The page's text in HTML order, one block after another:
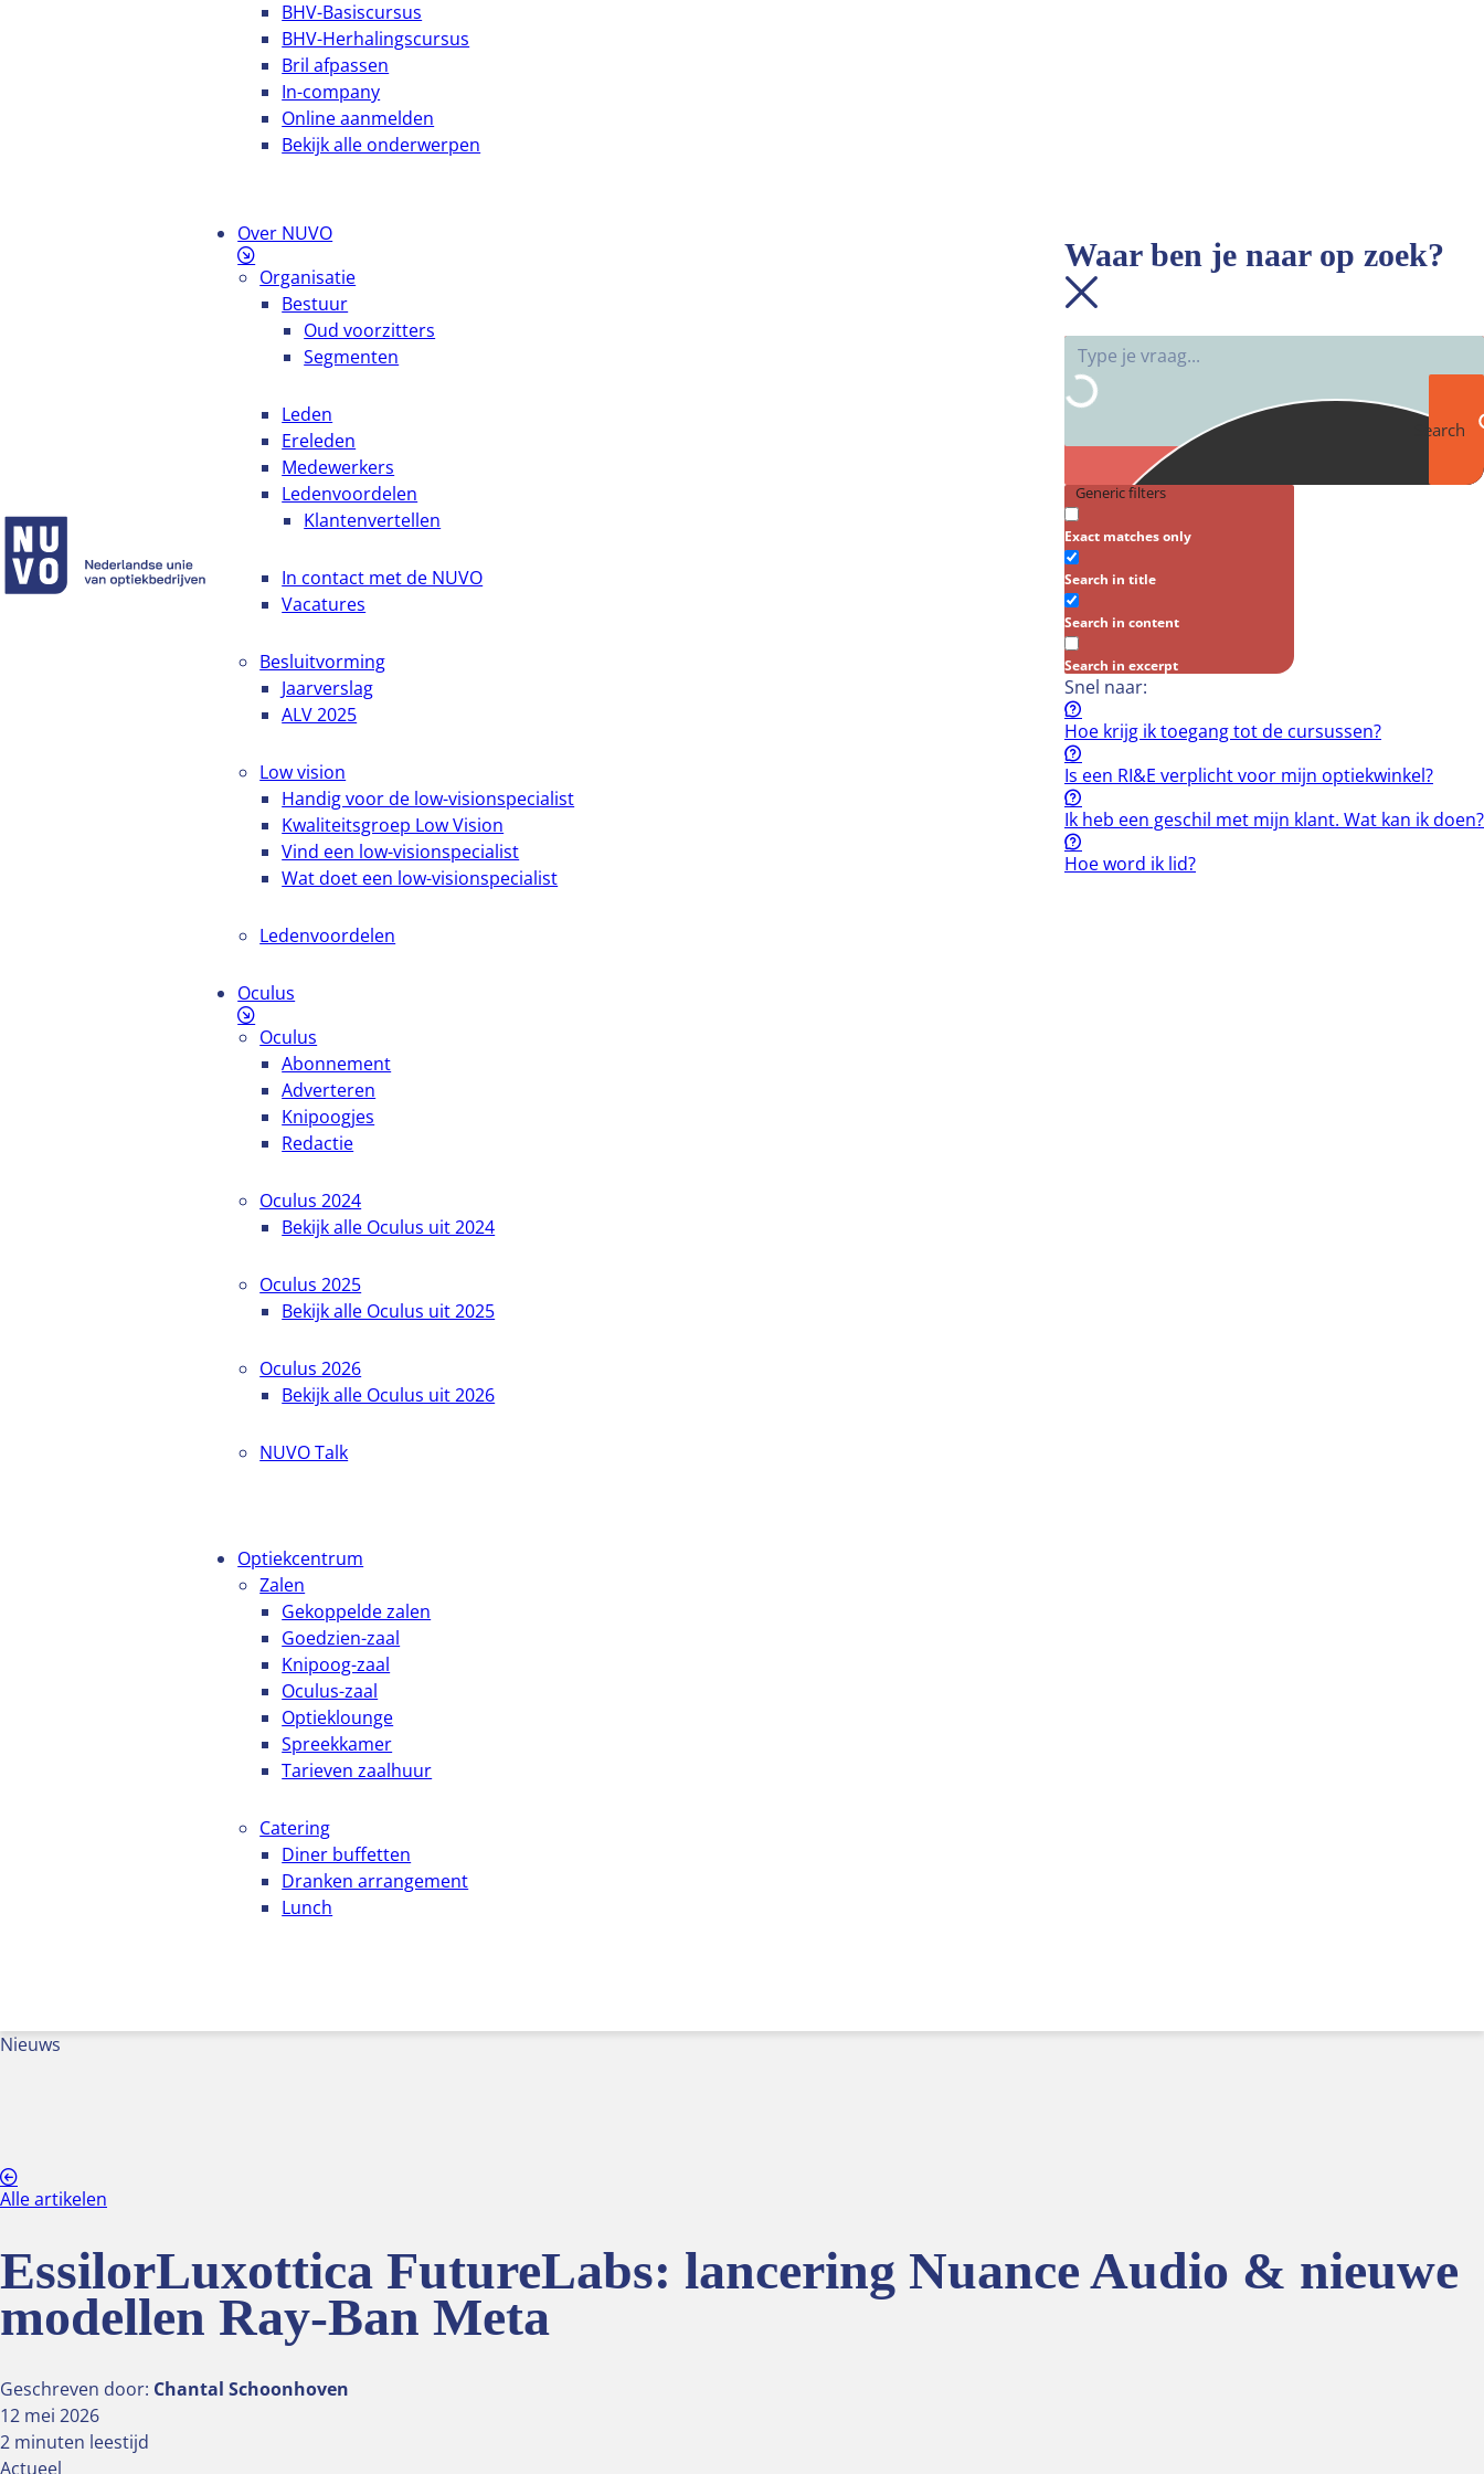
BHV-Basiscursus
BHV-Herhalingscursus
Bril afpassen
In-company
Online aanmelden
Bekijk alle onderwerpen
Over NUVO
Organisatie
Bestuur
Oud voorzitters
Segmenten
Leden
Ereleden
Medewerkers
Ledenvoordelen
Klantenvertellen
In contact met de NUVO
Vacatures
Besluitvorming
Jaarverslag
ALV 2025
Low vision
Handig voor de low-visionspecialist
Kwaliteitsgroep Low Vision
Vind een low-visionspecialist
Wat doet een low-visionspecialist
Ledenvoordelen
Oculus
Oculus
Abonnement
Adverteren
Knipoogjes
Redactie
Oculus 2024
Bekijk alle Oculus uit 2024
Oculus 2025
Bekijk alle Oculus uit 2025
Oculus 2026
Bekijk alle Oculus uit 2026
NUVO Talk
Optiekcentrum
Zalen
Gekoppelde zalen
Goedzien-zaal
Knipoog-zaal
Oculus-zaal
Optieklounge
Spreekkamer
Tarieven zaalhuur
Catering
Diner buffetten
Dranken arrangement
Lunch
Waar ben je naar op zoek?
Search
Generic filters
Exact matches only
Search in title
Search in content
Search in excerpt
Snel naar:
Hoe krijg ik toegang tot de cursussen?
Is een RI&E verplicht voor mijn optiekwinkel?
Ik heb een geschil met mijn klant. Wat kan ik doen?
Hoe word ik lid?
Nieuws
Alle artikelen
EssilorLuxottica FutureLabs: lancering Nuance Audio & nieuwe
modellen Ray-Ban Meta
Geschreven door: Chantal Schoonhoven
12 mei 2026
2 minuten leestijd
Actueel